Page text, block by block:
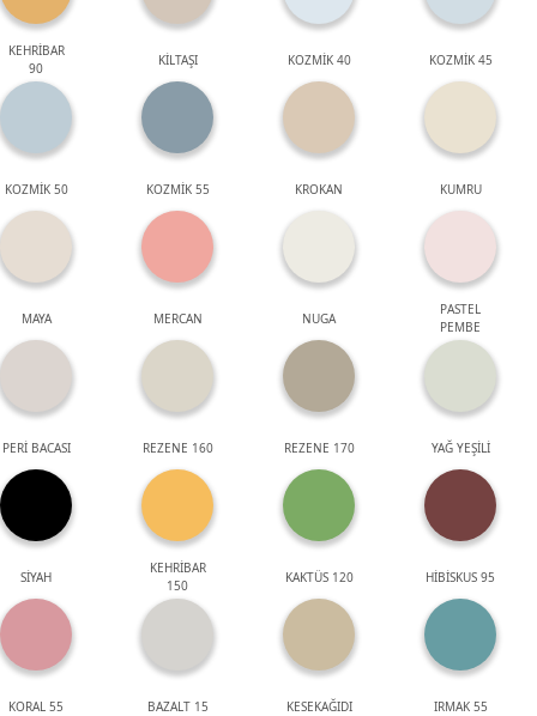
KEHRİBAR
90
KİLTAŞI KOZMİK 40 KOZMİK 45
KOZMİK 50 KOZMİK 55 KROKAN KUMRU
MAYA MERCAN NUGA
PASTEL
PEMBE
PERİ BACASI REZENE 160 REZENE 170 YAĞ YEŞİLİ
SİYAH
KEHRİBAR
150
KAKTÜS 120 HİBİSKUS 95
KORAL 55 BAZALT 15 KESEKAĞIDI IRMAK 55